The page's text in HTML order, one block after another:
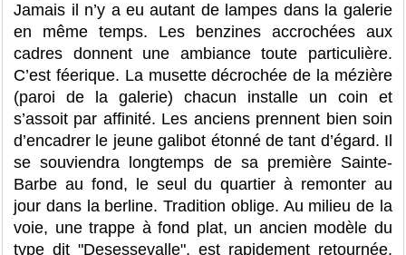
Jamais il n’y a eu autant de lampes dans la galerie
en même temps. Les benzines accrochées aux
cadres donnent une ambiance toute particulière.
C’est féerique. La musette décrochée de la mézière
(paroi de la galerie) chacun installe un coin et
s’assoit par affinité. Les anciens prennent bien soin
d’encadrer le jeune galibot étonné de tant d’égard. Il
se souviendra longtemps de sa première Sainte-
Barbe au fond, le seul du quartier à remonter au
jour dans la berline. Tradition oblige. Au milieu de la
voie, une trappe à fond plat, un ancien modèle du
type dit "Desessevalle", est rapidement retournée.